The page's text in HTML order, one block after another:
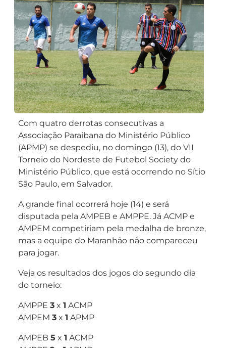
Com quatro derrotas consecutivas a
Associação Paraibana do Ministério Público
(APMP) se despediu, no domingo (13), do VII
Torneio do Nordeste de Futebol Society do
Ministério Público, que está ocorrendo no Sítio
São Paulo, em Salvador.
A grande final ocorrerá hoje (14) e será
disputada pela AMPEB e AMPPE. Já ACMP e
AMPEM competiriam pela medalha de bronze,
mas a equipe do Maranhão não compareceu
para jogar.
Veja os resultados dos jogos do segundo dia
do torneio:
AMPPE 3 x 1 ACMP
AMPEM 3 x 1 APMP
AMPEB 5 x 1 ACMP